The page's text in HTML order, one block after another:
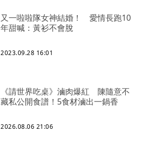
又一啦啦隊女神結婚！ 愛情長跑10
年甜喊：黃衫不會脫
2023.09.28 16:01
《請世界吃桌》滷肉爆紅 陳隨意不
藏私公開食譜！5食材滷出一鍋香
2026.08.06 21:06